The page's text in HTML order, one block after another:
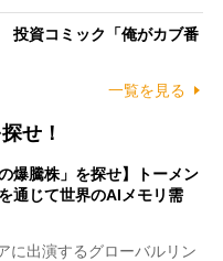
投資コミック「俺がカブ番
一覧を見る
せ！
爆騰株」を探せ】トーメン
通じて世界のAIメモリ需
に出演するグローバルリン